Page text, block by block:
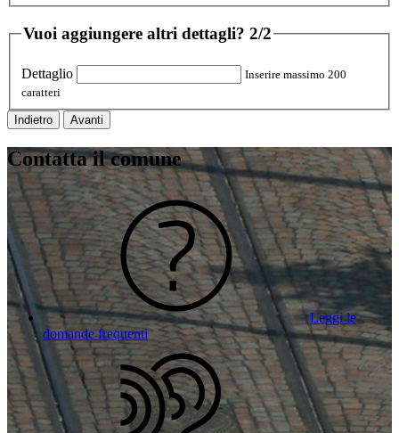
Vuoi aggiungere altri dettagli? 2/2
Dettaglio
Inserire massimo 200
caratteri
Indietro Avanti
Contatta il comune
Leggi le
domande frequenti